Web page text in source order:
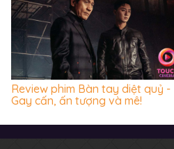
Review phim Bàn tay diệt quỷ -
Gay cấn, ấn tượng và mê!